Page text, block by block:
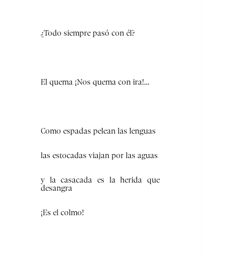
¿Todo siempre pasó con él?
El quema ¡Nos quema con ira!…
Como espadas pelean las lenguas
las estocadas viajan por las aguas
y la casacada es la herida que
desangra
¡Es el colmo!